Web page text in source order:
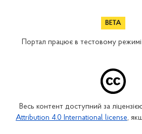
Портал працює в тестовому режимі
Весь контент доступний за
Attribution 4.0 International license,